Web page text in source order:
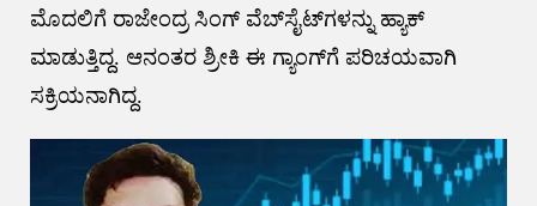
ಮೊದಲಿಗೆ ರಾಜೇಂದ್ರ ಸಿಂಗ್ ವೆಬ್​ಸೈಟ್​ಗಳನ್ನು ಹ್ಯಾಕ್
ಮಾಡುತ್ತಿದ್ದ. ಆನಂತರ ಶ್ರೀಕಿ ಈ ಗ್ಯಾಂಗ್​ಗೆ ಪರಿಚಯವಾಗಿ
ಸಕ್ರಿಯನಾಗಿದ್ದ.